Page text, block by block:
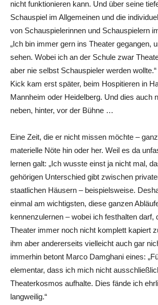
nicht funktionieren kann. Und über seine
Schauspiel im Allgemeinen und die
von Schauspielerinnen und Schauspielern
„Ich bin immer gern ins Theater gegangen,
sehen. Wobei ich an der Schule zwar
aber nie selbst Schauspieler werden
Kick kam erst später, beim Hospitieren in
Mannheim oder Heidelberg. Und dies auch
neben, hinter, vor der Bühne …
Eine Zeit, die er nicht missen möchte –
materielle Nöte hin oder her. Weil es da
lernen galt: „Ich wusste einst ja nicht mal,
gehörigen Unterschied gibt zwischen
staatlichen Häusern – beispielsweise.
einmal am wichtigsten, diese ganzen
kennenzulernen – wobei ich festhalten darf,
Theater immer noch nicht komplett kapiert
ihm aber andererseits vielleicht auch gar
immerhin betont Marco Damghani eines:
elementar, dass ich mich nicht
Theaterkosmos aufhalte. Dies fände ich
langweilig.“